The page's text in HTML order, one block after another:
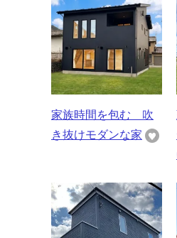
家族時間を包む 吹
き抜けモダンな家